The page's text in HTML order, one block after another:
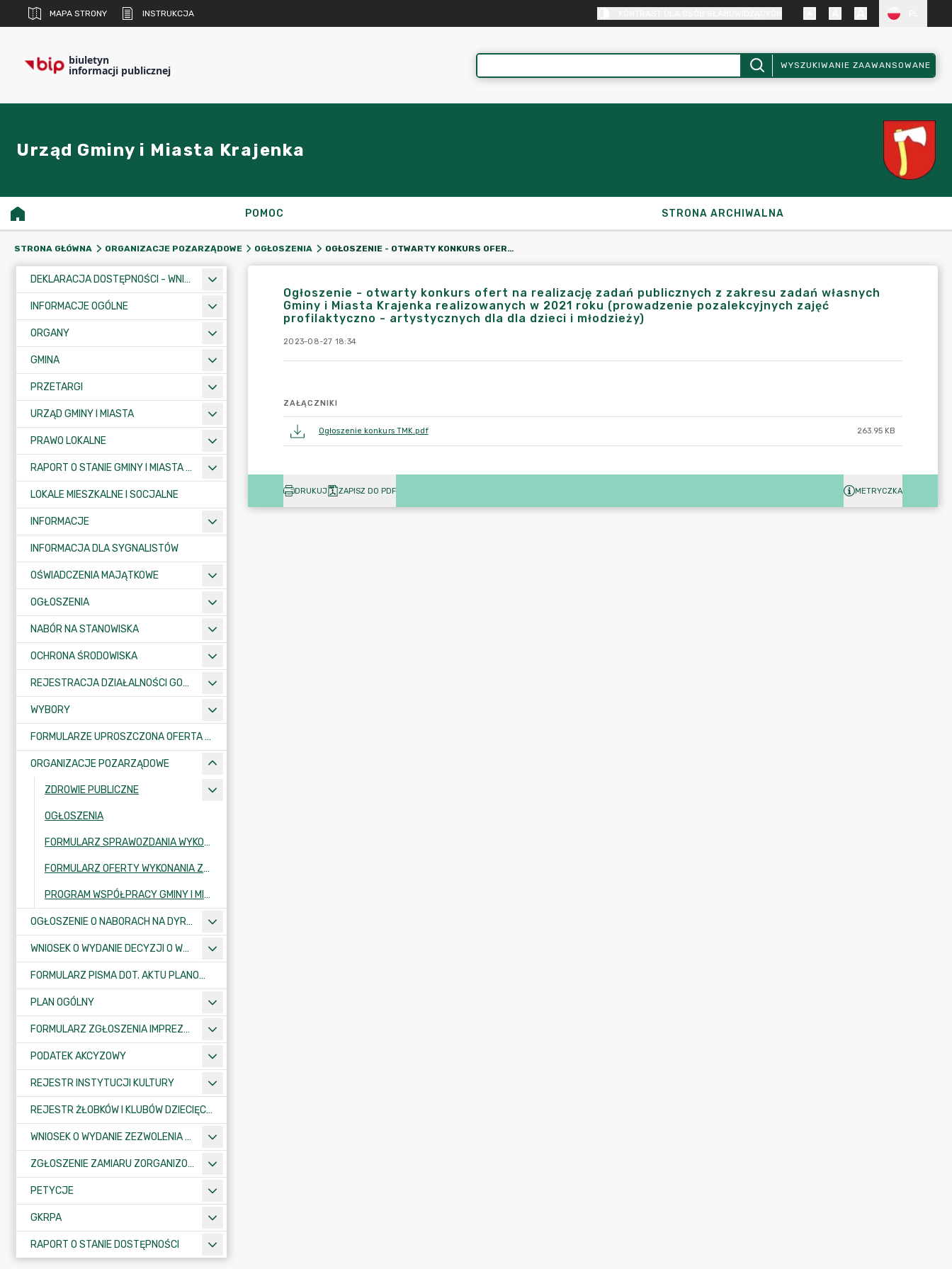
MAPA STRONY INSTRUKCJA
biuletyn
informacji publicznej WYSZUKIWANIE ZAAWANSOWANE
Urząd Gminy i Miasta Krajenka
POMOC STRONA ARCHIWALNA
STRONA GŁÓWNA ORGANIZACJE POZARZĄDOWE OGŁOSZENIA OGŁOSZENIE - OTWARTY KONKURS OFERT NA REALIZACJĘ ZADAŃ PUBLICZNYCH Z ZAKRESU ZADAŃ WŁASNYCH GMINY I MIASTA KRAJENKA REALIZOWANYCH W 2021 ROKU (PROWADZENIE POZALEKCYJNYCH ZAJĘĆ PROFILAKTYCZNO - ARTYSTYCZNYCH DLA DLA DZIECI I MŁODZIEŻY)
DEKLARACJA DOSTĘPNOŚCI - WNIOSEK
INFORMACJE OGÓLNE
ORGANY
GMINA
PRZETARGI
URZĄD GMINY I MIASTA
PRAWO LOKALNE
RAPORT O STANIE GMINY I MIASTA KRAJENKA
LOKALE MIESZKALNE I SOCJALNE
INFORMACJE
INFORMACJA DLA SYGNALISTÓW
OŚWIADCZENIA MAJĄTKOWE
OGŁOSZENIA
NABÓR NA STANOWISKA
OCHRONA ŚRODOWISKA
REJESTRACJA DZIAŁALNOŚCI GOSPODARCZEJ
WYBORY
FORMULARZE UPROSZCZONA OFERTA WYKONANIA ZADANIA PUBLICZNEGO
ORGANIZACJE POZARZĄDOWE
ZDROWIE PUBLICZNE
OGŁOSZENIA
FORMULARZ SPRAWOZDANIA WYKONANIA ZADANIA PUBLICZNEGO
FORMULARZ OFERTY WYKONANIA ZADANIA PUBLICZNEGO
PROGRAM WSPÓŁPRACY GMINY I MIASTA KRAJENKA Z ORGANIZACJAMI POZARZĄDOWYMI
OGŁOSZENIE O NABORACH NA DYREKTORÓW PLACÓWEK OŚWIATOWYCH
WNIOSEK O WYDANIE DECYZJI O WARUNKACH ZABUDOWY/O USTALENIE INWESTYCJI CELU PUBLICZNEGO
FORMULARZ PISMA DOT. AKTU PLANOWANIA PRZESTRZENNEGO
PLAN OGÓLNY
FORMULARZ ZGŁOSZENIA IMPREZY SPORTOWO-REKREACYJNEJ, ARTYSTYCZNEJ LUB ROZRYWKOWEJ
PODATEK AKCYZOWY
REJESTR INSTYTUCJI KULTURY
REJESTR ŻŁOBKÓW I KLUBÓW DZIECIĘCYCH
WNIOSEK O WYDANIE ZEZWOLENIA NA ZAJĘCIE PASA DROGOWEGO
ZGŁOSZENIE ZAMIARU ZORGANIZOWANIA ZGROMADZENIA
PETYCJE
GKRPA
RAPORT O STANIE DOSTĘPNOŚCI
Ogłoszenie - otwarty konkurs ofert na realizację zadań publicznych z zakresu zadań własnych
Gminy i Miasta Krajenka realizowanych w 2021 roku (prowadzenie pozalekcyjnych zajęć
profilaktyczno - artystycznych dla dla dzieci i młodzieży)
2023-08-27 18:34
ZAŁĄCZNIKI
Ogłoszenie konkurs TMK.pdf 263.95 KB
DRUKUJ ZAPISZ DO PDF METRYCZKA